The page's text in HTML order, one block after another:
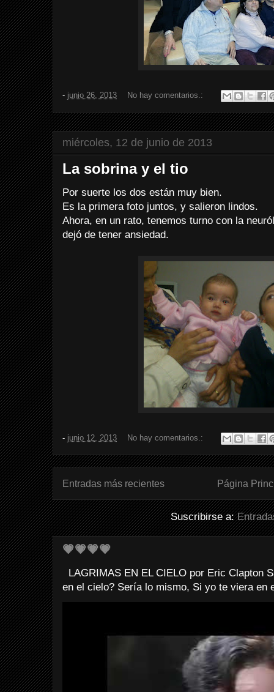
- junio 26, 2013 No hay comentarios.:
miércoles, 12 de junio de 2013
La sobrina y el tio
Por suerte los dos están muy bien.
Es la primera foto juntos, y salieron lindos.
Ahora, en un rato, tenemos turno con la
dejó de tener ansiedad.
- junio 12, 2013 No hay comentarios.:
Entradas más recientes Página
Suscribirse a:
💗💗💗💗
LAGRIMAS EN EL CIELO por Eric Clapton
en el cielo? Sería lo mismo, Si yo te viera en